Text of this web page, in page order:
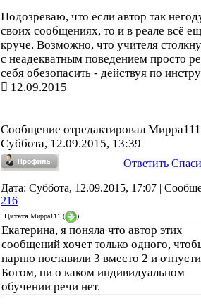
Подозреваю, что если автор так
своих сообщениях, то и в реале всё
круче. Возможно, что учителя
с неадекватным поведением просто
себя обезопасить - действуя по
12.09.2015
Сообщение отредактировал Мирра111
Суббота, 12.09.2015, 13:39
Ответить
Дата: Суббота, 12.09.2015, 17:07 |
216
Цитата Мирра111 ( )
Екатерина, я поняла что автор этих
сообщений хочет только одного,
парню поставили 3 вместо 2 и
Богом, ни о каком индивидуальном
обучении речи нет.